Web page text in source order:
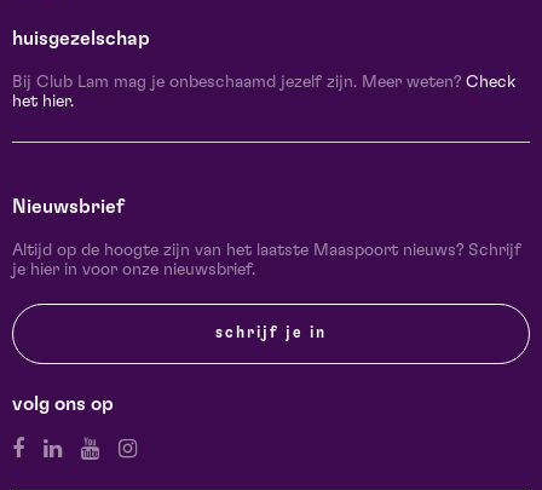
huisgezelschap
Bij Club Lam mag je onbeschaamd jezelf zijn. Meer weten? Check
het hier.
Nieuwsbrief
Altijd op de hoogte zijn van het laatste Maaspoort nieuws? Schrijf
je hier in voor onze nieuwsbrief.
schrijf je in
volg ons op